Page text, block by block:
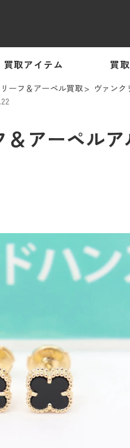
買取アイテム 買
ーフ＆アーペル買取
ヴァンク
＆アーペル